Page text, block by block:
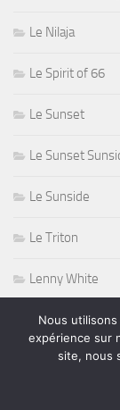
Le Nilaja
Le Spirit of 66
Le Sunset
Le Sunset
Le Sunside
Le Triton
Lenny White
Lenny Wolf
Levon Helm
Nous
expérience sur
site, nous